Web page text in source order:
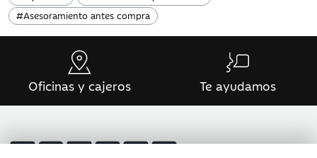
Asesoramiento antes compra
#
Oficinas y cajeros Te ayudamos